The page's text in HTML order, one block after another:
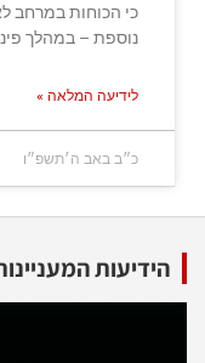
כי הכוחות במרחב
נוספת – במהלך
לידיעה המלאה »
כ״ב באב ה׳תשפ״ו
הידיעות